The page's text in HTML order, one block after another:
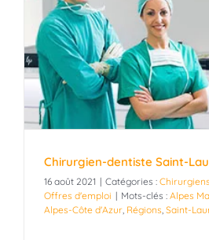
Chirurgien-dentiste Saint-
16 août 2021 | Catégories :
Offres d'emploi | Mots-clés : Alpes
Alpes-Côte d'Azur Régions Saint-